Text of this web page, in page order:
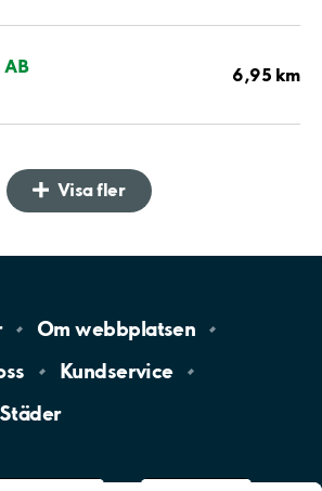
AB 6,95 km
Visa fler
Omwebbplatsen
Kundservice
Städer